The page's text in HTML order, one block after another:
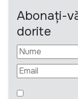
Abonați-
dorite